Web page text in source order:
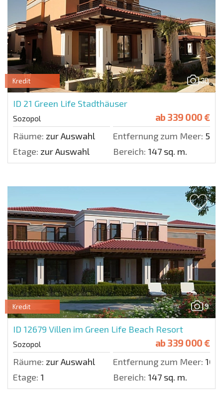
30
Kredit
ID 21 Green Life Stadthäuser
Sozopol ab 339 000 €
Räume: zur Auswahl Entfernung zum Meer: 500
Etage: zur Auswahl Bereich: 147 sq. m.
9
Kredit
ID 12679 Villen im Green Life Beach Resort
Sozopol ab 339 000 €
Räume: zur Auswahl Entfernung zum Meer: 100
Etage: 1 Bereich: 147 sq. m.